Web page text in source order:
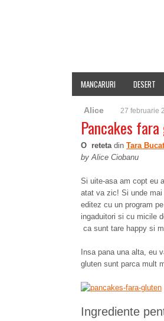
MANCARURI DESERT
Alice 27 februarie
Pancakes
O reteta din Tara
by Alice Ciobanu
Si uite-asa am copt eu
atat va zic! Si unde
editez cu un program
ingaduitori si cu micile
ca sunt tare happy si
Insa pana una alta, eu
gluten sunt parca mult
Ingrediente